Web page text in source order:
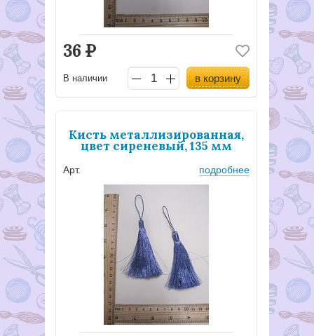
36 Р
В наличии в корзину
Кисть металлизированная,
цвет сиреневый, 135 мм
Арт. подробнее